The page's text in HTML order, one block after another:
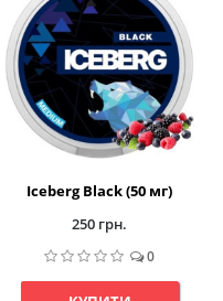
Iceberg Black (50 мг)
250 грн.
0